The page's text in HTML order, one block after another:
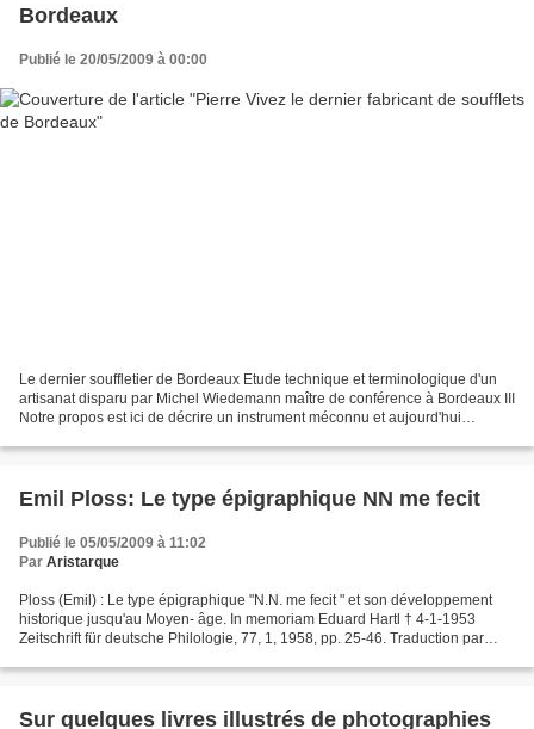
Bordeaux
Publié le 20/05/2009 à 00:00
Le dernier souffletier de Bordeaux Etude technique et terminologique d'un
artisanat disparu par Michel Wiedemann maître de conférence à Bordeaux III
Notre propos est ici de décrire un instrument méconnu et aujourd'hui
Emil Ploss: Le type épigraphique NN me fecit
Publié le 05/05/2009 à 11:02
Par Aristarque
Ploss (Emil) : Le type épigraphique "N.N. me fecit " et son développement
historique jusqu'au Moyen- âge. In memoriam Eduard Hartl † 4-1-1953
Zeitschrift für deutsche Philologie, 77, 1, 1958, pp. 25-46. Traduction par
Sur quelques livres illustrés de photographies